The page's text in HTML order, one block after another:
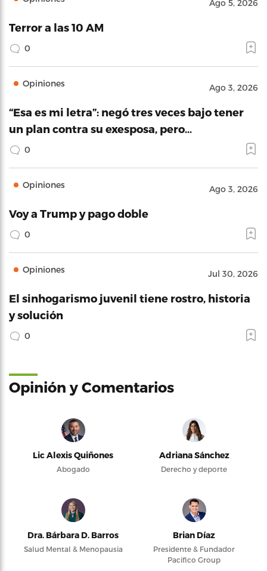
Ago 5, 2026
Terror a las 10 AM
0
Opiniones Ago 3, 2026
“Esa es mi letra”: negó tres veces bajo tener
un plan contra su exesposa, pero…
0
Opiniones Ago 3, 2026
Voy a Trump y pago doble
0
Opiniones Jul 30, 2026
El sinhogarismo juvenil tiene rostro, historia
y solución
0
Opinión y Comentarios
Lic Alexis Quiñones
Abogado
Adriana Sánchez
Derecho y deporte
Dra. Bárbara D. Barros
Salud Mental & Menopausia
Brian Díaz
Presidente & Fundador
Pacifico Group